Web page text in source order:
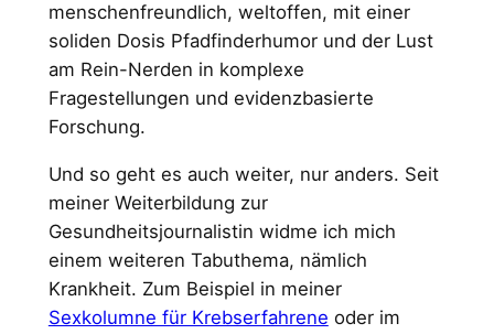
menschenfreundlich, weltoffen, mit einer
soliden Dosis Pfadfinderhumor und der Lust
am Rein-Nerden in komplexe
Fragestellungen und evidenzbasierte
Forschung.
Und so geht es auch weiter, nur anders. Seit
meiner Weiterbildung zur
Gesundheitsjournalistin widme ich mich
einem weiteren Tabuthema, nämlich
Krankheit. Zum Beispiel in meiner
Sexkolumne für Krebserfahrene oder im